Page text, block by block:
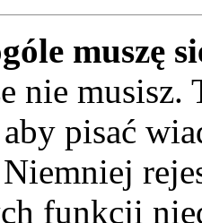
muszę
nie musisz.
pisać
funkcji